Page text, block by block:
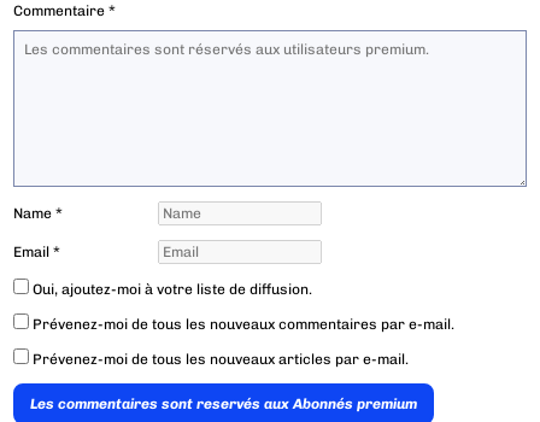
Commentaire*
Name*
Email*
Oui, ajoutez-moi à votre liste de diffusion.
Prévenez-moi de tous les nouveaux commentaires par e-mail.
Prévenez-moi de tous les nouveaux articles par e-mail.
Les commentaires sont reservés aux Abonnés premium